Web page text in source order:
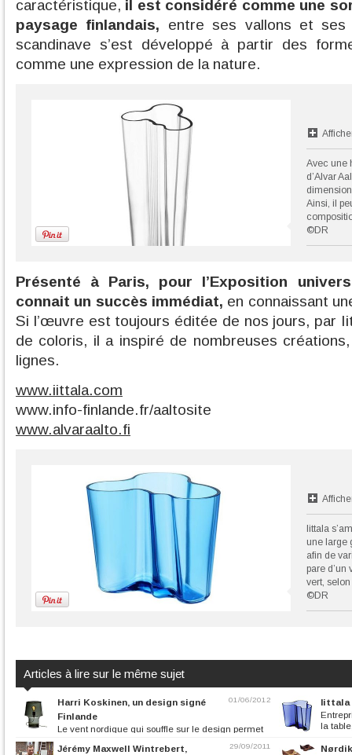
caractéristique, il est considéré comme une
paysage finlandais, entre ses vallons et ses
scandinave s’est développé à partir des
comme une expression de la nature.
Avec une
d’Alvar
Ainsi, il
©DR
Présenté à Paris, pour l’Exposition
connait un succès immédiat, en connaissant
Si l’œuvre est toujours éditée de nos jours, par
de coloris, il a inspiré de nombreuses
lignes.
www.iittala.com
www.info-finlande.fr/aaltosite
www.alvaraalto.fi
Iittala
une large
afin de
pare d’un
vert,
©DR
Articles à lire sur le même sujet
01/06/2012
Harri Koskinen, un design signé
Finlande
Le vent nordique qui souffle sur le design permet
de découvrir l’œuvre d’Harri...
Iittala
la
29/09/2011
Jérémy Maxwell Wintrebert,